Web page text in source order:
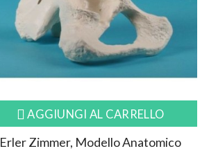
AGGIUNGI AL CARRELLO
Erler Zimmer, Modello Anatomico